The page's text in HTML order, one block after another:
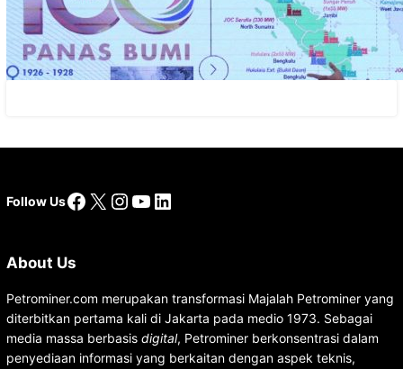
Momentum 100 Tahun Panas Bumi untuk
Akselerasi Pertumbuhan
Follow UsFacebook
X Instagram
YouTube
LinkedIn
About Us
Petrominer.com merupakan transformasi Majalah Petrominer yang
diterbitkan pertama kali di Jakarta pada medio 1973. Sebagai
media massa berbasis digital, Petrominer berkonsentrasi dalam
penyediaan informasi yang berkaitan dengan aspek teknis,